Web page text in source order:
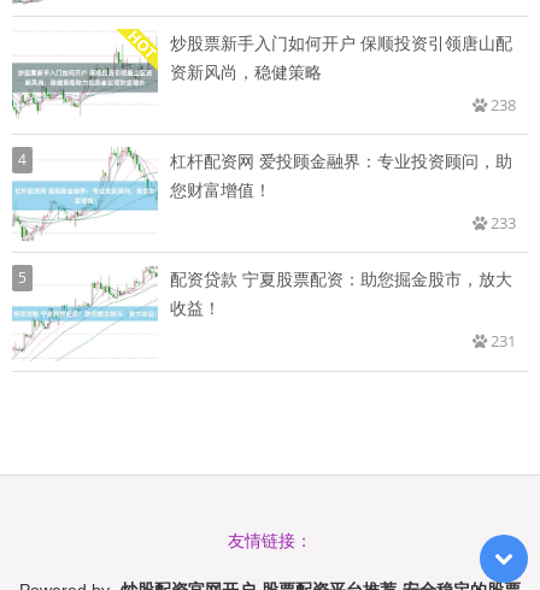
炒股票新手入门如何开户 保顺投资引领唐山配
资新风尚，稳健策略
238
4
杠杆配资网 爱投顾金融界：专业投资顾问，助
您财富增值！
233
5
配资贷款 宁夏股票配资：助您掘金股市，放大
收益！
231
友情链接：